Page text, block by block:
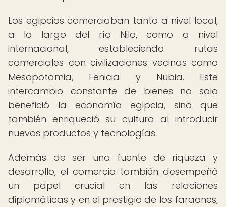
Los egipcios comerciaban tanto a nivel local,
a lo largo del río Nilo, como a nivel
internacional, estableciendo rutas
comerciales con civilizaciones vecinas como
Mesopotamia, Fenicia y Nubia. Este
intercambio constante de bienes no solo
benefició la economía egipcia, sino que
también enriqueció su cultura al introducir
nuevos productos y tecnologías.
Además de ser una fuente de riqueza y
desarrollo, el comercio también desempeñó
un papel crucial en las relaciones
diplomáticas y en el prestigio de los faraones,